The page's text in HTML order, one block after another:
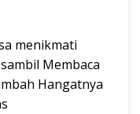
menikmati
Membaca
Hangatnya